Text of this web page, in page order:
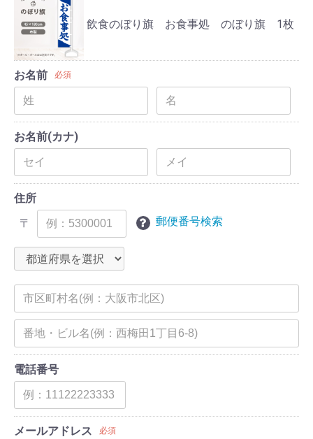
飲食のぼり旗 お食事処 のぼり旗 1枚
お名前 必須
お名前(カナ)
住所
〒
郵便番号検索
電話番号
メールアドレス 必須